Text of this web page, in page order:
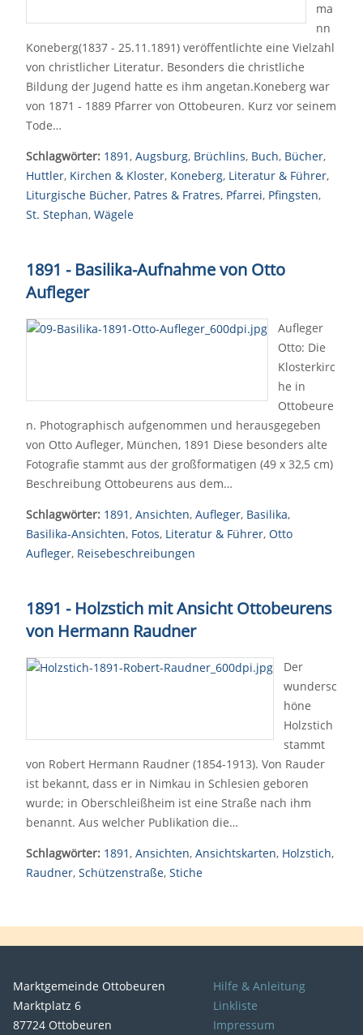
ma
nn
Koneberg(1837 - 25.11.1891) veröffentlichte eine Vielzahl
von christlicher Literatur. Besonders die christliche
Bildung der Jugend hatte es ihm angetan.Koneberg war
von 1871 - 1889 Pfarrer von Ottobeuren. Kurz vor seinem
Tode…
Schlagwörter: 1891, Augsburg, Brüchlins, Buch, Bücher,
Huttler, Kirchen & Kloster, Koneberg, Literatur & Führer,
Liturgische Bücher, Patres & Fratres, Pfarrei, Pfingsten,
St. Stephan, Wägele
1891 - Basilika-Aufnahme von Otto
Aufleger
Aufleger
Otto: Die
Klosterkirc
he in
Ottobeure
n. Photographisch aufgenommen und herausgegeben
von Otto Aufleger, München, 1891 Diese besonders alte
Fotografie stammt aus der großformatigen (49 x 32,5 cm)
Beschreibung Ottobeurens aus dem…
Schlagwörter: 1891, Ansichten, Aufleger, Basilika,
Basilika-Ansichten, Fotos, Literatur & Führer, Otto
Aufleger, Reisebeschreibungen
1891 - Holzstich mit Ansicht Ottobeurens
von Hermann Raudner
Der
wundersc
höne
Holzstich
stammt
von Robert Hermann Raudner (1854-1913). Von Rauder
ist bekannt, dass er in Nimkau in Schlesien geboren
wurde; in Oberschleißheim ist eine Straße nach ihm
benannt. Aus welcher Publikation die…
Schlagwörter: 1891, Ansichten, Ansichtskarten, Holzstich,
Raudner, Schützenstraße, Stiche
Marktgemeinde Ottobeuren
Marktplatz 6
87724 Ottobeuren
Hilfe & Anleitung
Linkliste
Impressum